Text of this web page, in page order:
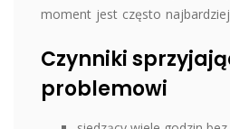
moment jest często
Czynniki
problemowi